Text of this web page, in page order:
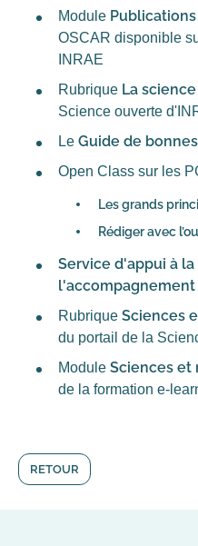
Module
OSCAR disponible
INRAE
Rubrique La
Science ouverte
Le Guide de
Open Class sur les
Les grands
Rédiger avec
Service d'appui à
l'accompagnement
Rubrique Sciences
du portail de la
Module Sciences et
de la formation e-
RETOUR